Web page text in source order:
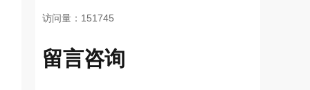
访问量：151745
留言咨询